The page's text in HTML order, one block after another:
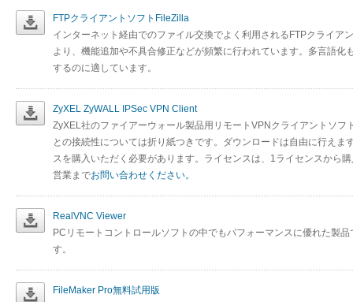
FTPクライアントソフトFileZilla
インターネット経由でのファイル交換でよく利用されるFTPクライア
より、機能追加や不具合修正などが頻繁に行われています。多言語
するのに適しています。
ZyXEL ZyWALL IPSec VPN Client
ZyXEL社のファイアーウォール製品用リモートVPNクライアントソ
との接続性については折り紙つきです。ダウンロードは自由に行え
スを購入いただく必要があります。ライセンスは、1ライセンスから
営業までお問い合わせください。
RealVNC Viewer
PCリモートコントロールソフトの中でもパフォーマンスに優れた製
す。
FileMaker Pro無料試用版